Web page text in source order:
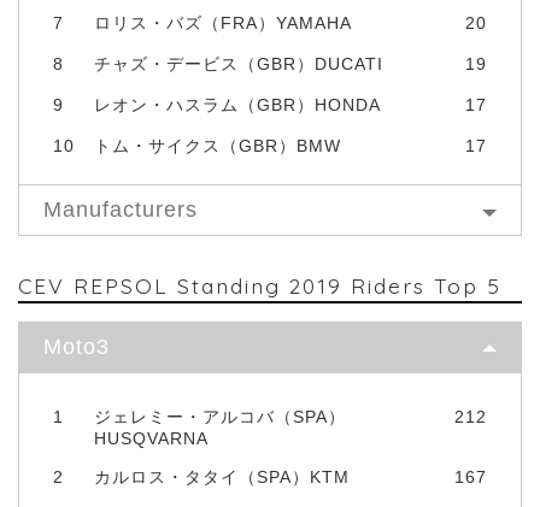
7 ロリス・バズ（FRA）YAMAHA 20
8 チャズ・デービス（GBR）DUCATI 19
9 レオン・ハスラム（GBR）HONDA 17
10 トム・サイクス（GBR）BMW 17
Manufacturers
CEV REPSOL Standing 2019 Riders Top 5
Moto3
1
ジェレミー・アルコバ（SPA）
HUSQVARNA
212
2 カルロス・タタイ（SPA）KTM 167